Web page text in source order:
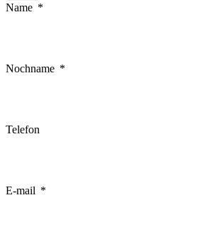
Name
Nochname
Telefon
E-mail